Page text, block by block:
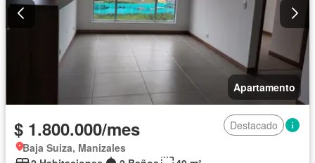
Apartamento
$ 1.800.000/mes
Destacado
Baja Suiza, Manizales